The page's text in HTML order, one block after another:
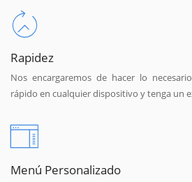
Rapidez
Nos encargaremos de hacer lo
rápido en cualquier dispositivo y tenga un
Menú Personalizado